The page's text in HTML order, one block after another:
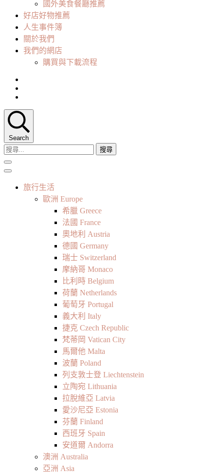
國外美食餐廳推薦
好店好物推薦
人生事件簿
關於我們
我們的網店
購買與下載流程
Search
搜
尋
關
旅行生活
歐洲 Europe
希臘 Greece
法國 France
奧地利 Austria
德國 Germany
瑞士 Switzerland
摩納哥 Monaco
比利時 Belgium
荷蘭 Netherlands
葡萄牙 Portugal
義大利 Italy
捷克 Czech Republic
梵蒂岡 Vatican City
馬爾他 Malta
波蘭 Poland
列支敦士登 Liechtenstein
立陶宛 Lithuania
拉脫維亞 Latvia
愛沙尼亞 Estonia
芬蘭 Finland
西班牙 Spain
安道爾 Andorra
澳洲 Australia
亞洲 Asia